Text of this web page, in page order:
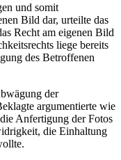
und somit
Bild dar, urteilte das
Recht am eigenen Bild
liege bereits
des Betroffenen
der
argumentierte wie
Anfertigung der Fotos
die Einhaltung